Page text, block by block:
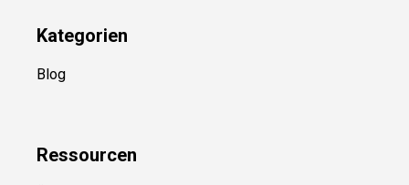
Kategorien
Blog
Ressourcen